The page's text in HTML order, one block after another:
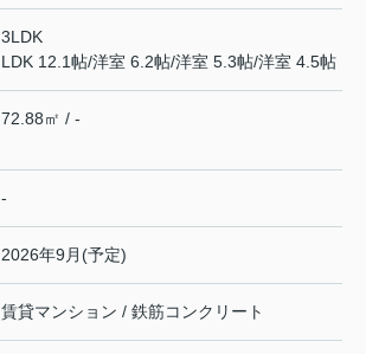
3LDK
LDK 12.1帖/洋室 6.2帖/洋室 5.3帖/洋室 4.5帖
72.88㎡ / -
-
2026年9月(予定)
賃貸マンション / 鉄筋コンクリート